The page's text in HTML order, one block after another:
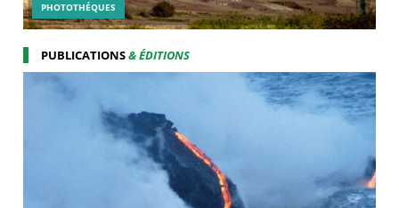
PHOTOTHÉQUES
PUBLICATIONS& ÉDITIONS